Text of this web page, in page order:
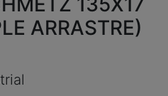
ARRASTRE)